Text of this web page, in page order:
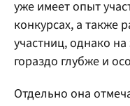
уже имеет опыт
конкурсах, а также
участниц, однако
гораздо глубже и
Отдельно она